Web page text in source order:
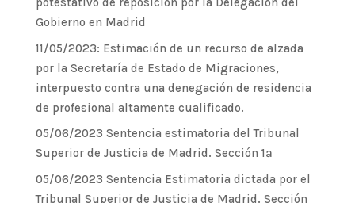
Gobierno en Madrid
11/05/2023: Estimación de un recurso de alzada
por la Secretaría de Estado de Migraciones,
interpuesto contra una denegación de residencia
de profesional altamente cualificado.
05/06/2023 Sentencia estimatoria del Tribunal
Superior de Justicia de Madrid. Sección 1ª
05/06/2023 Sentencia Estimatoria dictada por el
Tribunal Superior de Justicia de Madrid. Sección